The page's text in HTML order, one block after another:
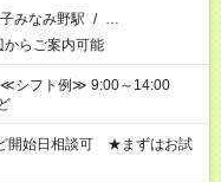
みなみ野駅 / …
らご案内可能
ど開始日相談可 ★まずはお試